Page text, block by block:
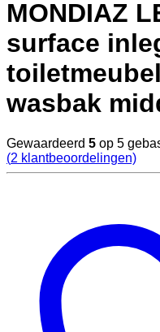
MONDIAZ
surface
wasbak
Gewaardeerd 5 op 5
(2 klantbeoordelingen)